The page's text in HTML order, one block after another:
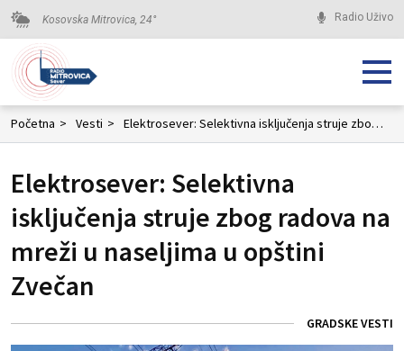
Kosovska Mitrovica, 24° Radio Uživo
Početna > Vesti > Elektrosever: Selektivna isključenja struje zbog radova na mreži u naseljima u opštini Zvečan
Elektrosever: Selektivna
isključenja struje zbog radova na
mreži u naseljima u opštini
Zvečan
GRADSKE VESTI